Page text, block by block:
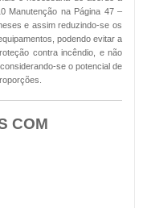
Manutenção na Página 47 –
e assim reduzindo-se os
podendo evitar a
contra incêndio, e não
se o potencial de
COM